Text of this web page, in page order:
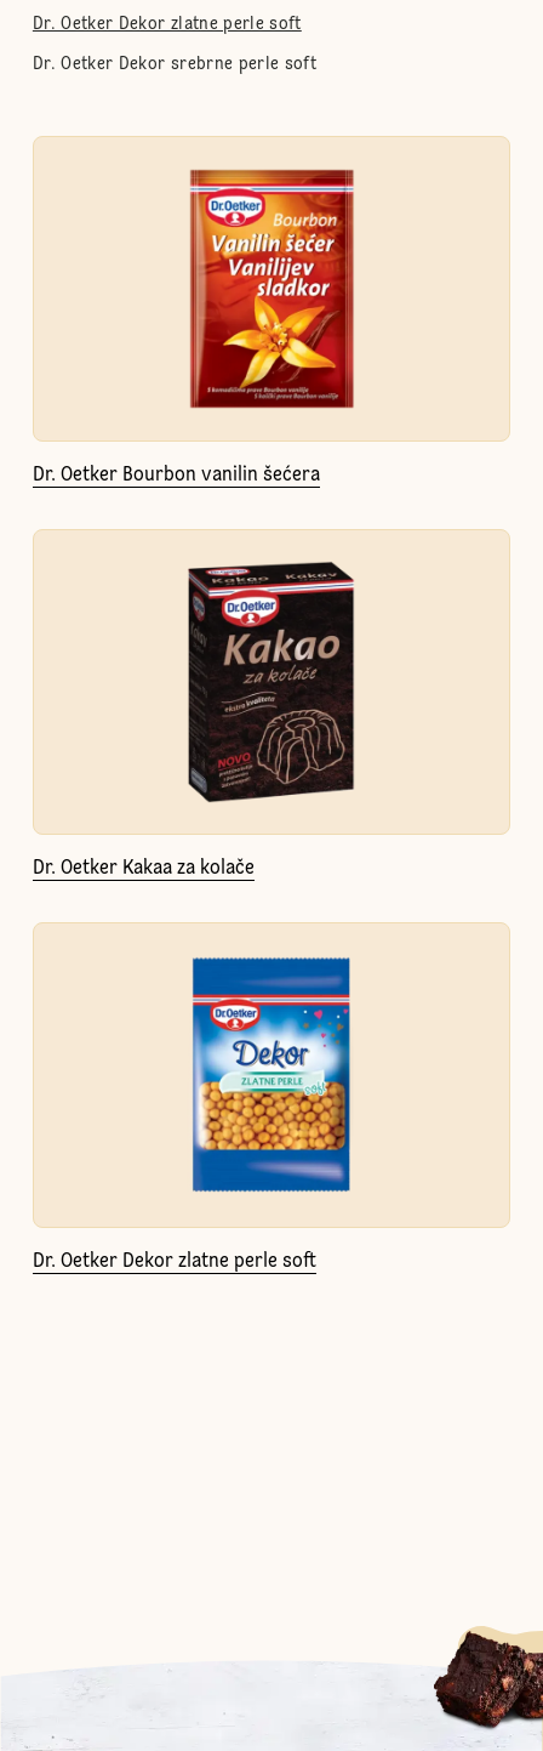
Dr. Oetker Dekor zlatne perle soft
Dr. Oetker Dekor srebrne perle soft
Dr. Oetker Bourbon vanilin šećera
Dr. Oetker Kakaa za kolače
Dr. Oetker Dekor zlatne perle soft